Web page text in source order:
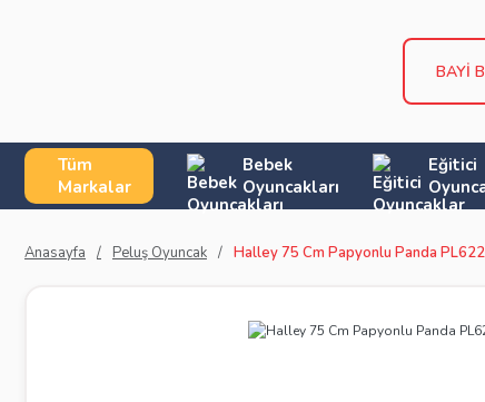
BAYİ
Tüm
Markalar
Bebek
Oyuncakları
Eğitici
Anasayfa Peluş Oyuncak Halley 75 Cm Papyonlu Panda